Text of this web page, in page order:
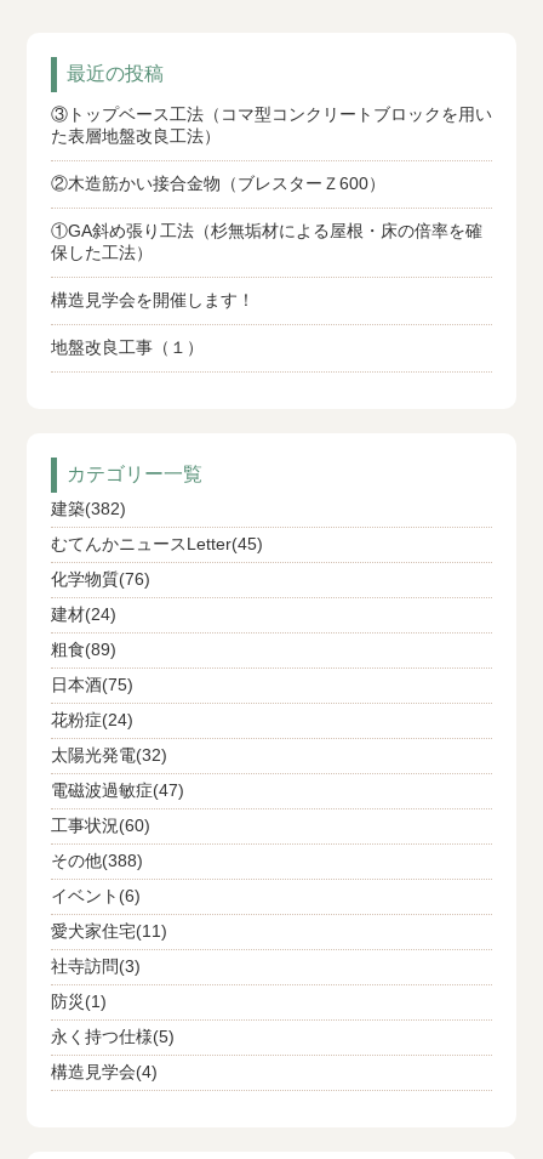
最近の投稿
③トップベース工法（コマ型コンクリートブロックを用い
た表層地盤改良工法）
②木造筋かい接合金物（ブレスターＺ600）
①GA斜め張り工法（杉無垢材による屋根・床の倍率を確
保した工法）
構造見学会を開催します！
地盤改良工事（１）
カテゴリー一覧
建築(382)
むてんかニュースLetter(45)
化学物質(76)
建材(24)
粗食(89)
日本酒(75)
花粉症(24)
太陽光発電(32)
電磁波過敏症(47)
工事状況(60)
その他(388)
イベント(6)
愛犬家住宅(11)
社寺訪問(3)
防災(1)
永く持つ仕様(5)
構造見学会(4)